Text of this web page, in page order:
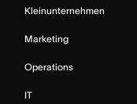
Kleinunternehmen
Marketing
Operations
IT